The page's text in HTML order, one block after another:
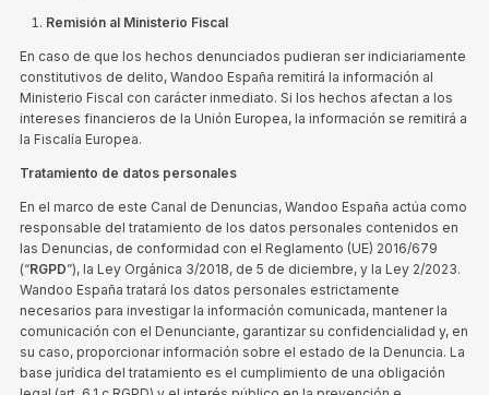
Remisión al Ministerio Fiscal
En caso de que los hechos denunciados pudieran ser indiciariamente
constitutivos de delito, Wandoo España remitirá la información al
Ministerio Fiscal con carácter inmediato. Si los hechos afectan a los
intereses financieros de la Unión Europea, la información se remitirá a
la Fiscalía Europea.
Tratamiento de datos personales
En el marco de este Canal de Denuncias, Wandoo España actúa como
responsable del tratamiento de los datos personales contenidos en
las Denuncias, de conformidad con el Reglamento (UE) 2016/679
(“RGPD”), la Ley Orgánica 3/2018, de 5 de diciembre, y la Ley 2/2023.
Wandoo España tratará los datos personales estrictamente
necesarios para investigar la información comunicada, mantener la
comunicación con el Denunciante, garantizar su confidencialidad y, en
su caso, proporcionar información sobre el estado de la Denuncia. La
base jurídica del tratamiento es el cumplimiento de una obligación